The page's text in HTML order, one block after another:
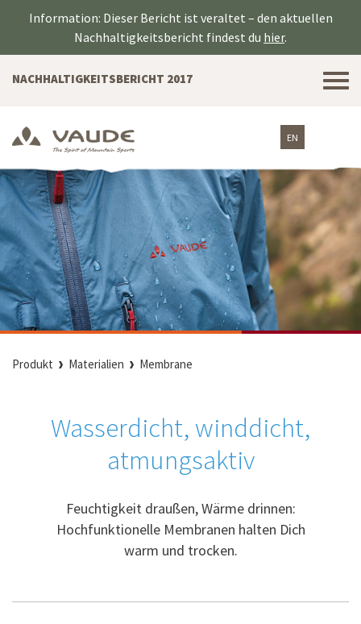
Information: Dieser Bericht ist veraltet – den aktuellen
Nachhaltigkeitsbericht findest du hier.
EN
NACHHALTIGKEITSBERICHT 2017
Produkt Materialien Membrane
Wasserdicht, winddicht,
atmungsaktiv
Feuchtigkeit draußen, Wärme drinnen:
Hochfunktionelle Membranen halten Dich
warm und trocken.